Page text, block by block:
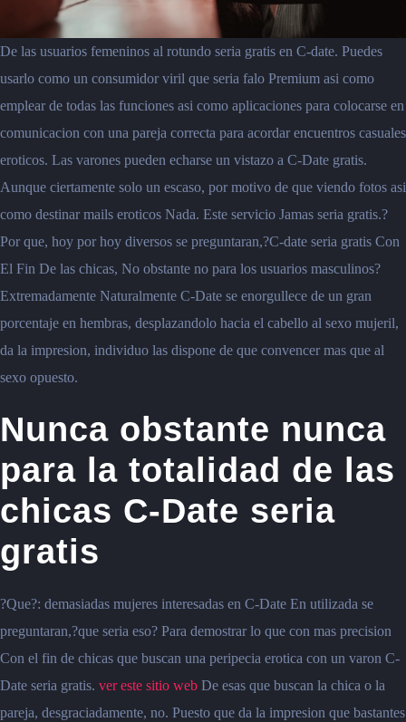
De las usuarios femeninos al rotundo seria gratis en C-date. Puedes
usarlo como un consumidor viril que seria falo Premium asi como
emplear de todas las funciones asi como aplicaciones para colocarse en
comunicacion con una pareja correcta para acordar encuentros casuales
eroticos. Las varones pueden echarse un vistazo a C-Date gratis.
Aunque ciertamente solo un escaso, por motivo de que viendo fotos asi
como destinar mails eroticos Nada. Este servicio Jamas seria gratis.?
Por que, hoy por hoy diversos se preguntaran,?C-date seria gratis Con
El Fin De las chicas, No obstante no para los usuarios masculinos?
Extremadamente Naturalmente C-Date se enorgullece de un gran
porcentaje en hembras, desplazandolo hacia el cabello al sexo mujeril,
da la impresion, individuo las dispone de que convencer mas que al
sexo opuesto.
Nunca obstante nunca
para la totalidad de las
chicas C-Date seria
gratis
?Que?: demasiadas mujeres interesadas en C-Date En utilizada se
preguntaran,?que seria eso? Para demostrar lo que con mas precision
Con el fin de chicas que buscan una peripecia erotica con un varon C-
Date seria gratis. ver este sitio webDe esas que buscan la chica o la
pareja, desgraciadamente, no. Puesto que da la impresion que bastantes